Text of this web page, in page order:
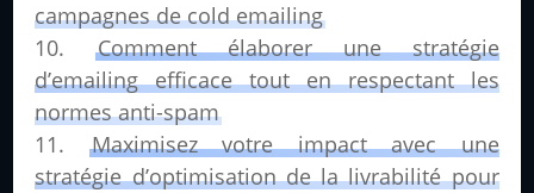
campagnes de cold emailing
Comment élaborer une stratégie
d’emailing efficace tout en respectant les
normes anti-spam
Maximisez votre impact avec une
stratégie d’optimisation de la livrabilité pour